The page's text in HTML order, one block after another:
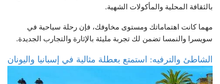
بالثقافة المحلية والمأكولات الشهية.
مهما كانت اهتماماتك ومستوى مخاوفك، فإن رحلة سياحية في
سويسرا والنمسا تضمن لك تجربة مليئة بالإثارة والتجارب الجديدة.
الشاطئ والترفيه: استمتع بعطلة مثالية في إسبانيا واليونان